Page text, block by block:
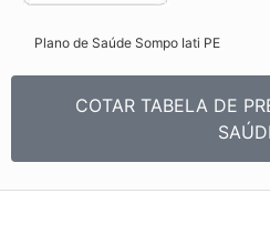
Plano de Saúde Sompo Iati PE​
COTAR TABELA DE